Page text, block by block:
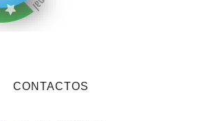
CONTACTOS